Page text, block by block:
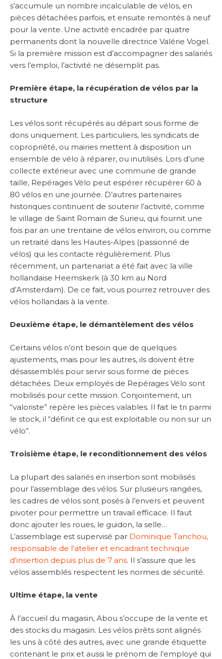
s’accumule un nombre incalculable de vélos, en
pièces détachées parfois, et ensuite remontés à neuf
pour la vente. Une activité encadrée par quatre
permanents dont la nouvelle directrice Valérie Vogel.
Si la première mission est d’accompagner des salariés
vers l’emploi, l’activité ne désemplit pas.
Première étape, la récupération de vélos par la
structure
Les vélos sont récupérés au départ sous forme de
dons uniquement. Les particuliers, les syndicats de
copropriété, ou mairies mettent à disposition un
ensemble de vélo à réparer, ou inutilisés. Lors d’une
collecte extérieur avec une commune de grande
taille, Repérages Vélo peut espérer récupérer 60 à
80 vélos en une journée. D’autres partenaires
historiques continuent de soutenir l’activité, comme
le village de Saint Romain de Surieu, qui fournit une
fois par an une trentaine de vélos environ, ou comme
un retraité dans les Hautes-Alpes (passionné de
vélos) qui les contacte régulièrement. Plus
récemment, un partenariat a été fait avec la ville
hollandaise Heemskerk (à 30 km au Nord
d’Amsterdam). De ce fait, vous pourrez retrouver des
vélos hollandais à la vente.
Deuxième étape, le démantèlement des vélos
Certains vélos n’ont besoin que de quelques
ajustements, mais pour les autres, ils doivent être
désassemblés pour servir sous forme de pièces
détachées. Deux employés de Repérages Vélo sont
mobilisés pour cette mission. Conjointement, un
“valoriste” repère les pièces valables. Il fait le tri parmi
le stock, il “définit ce qui est exploitable ou non sur un
vélo”.
Troisième étape, le reconditionnement des vélos
La plupart des salariés en insertion sont mobilisés
pour l’assemblage des vélos. Sur plusieurs rangées,
les cadres de vélos sont posés à l’envers et peuvent
pivoter pour permettre un travail efficace. Il faut
donc ajouter les roues, le guidon, la selle…
L’assemblage est supervisé par Dominique Tanchou,
responsable de l’atelier et encadrant technique
d’insertion depuis plus de 7 ans. Il s’assure que les
vélos assemblés respectent les normes de sécurité.
Ultime étape, la vente
À l’accueil du magasin, Abou s’occupe de la vente et
des stocks du magasin. Les vélos prêts sont alignés
les uns à côté des autres, avec une grande étiquette
contenant le prix et aussi le prénom de l’employé qui